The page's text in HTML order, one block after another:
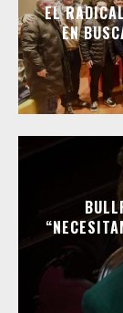
EL
EN